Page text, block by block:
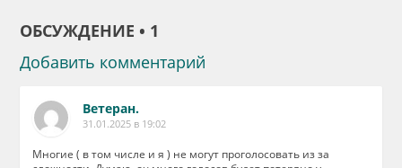
ОБСУЖДЕНИЕ • 1
Добавить комментарий
Ветеран.
31.01.2025 в 19:02
Многие ( в том числе и я ) не могут проголосовать из за